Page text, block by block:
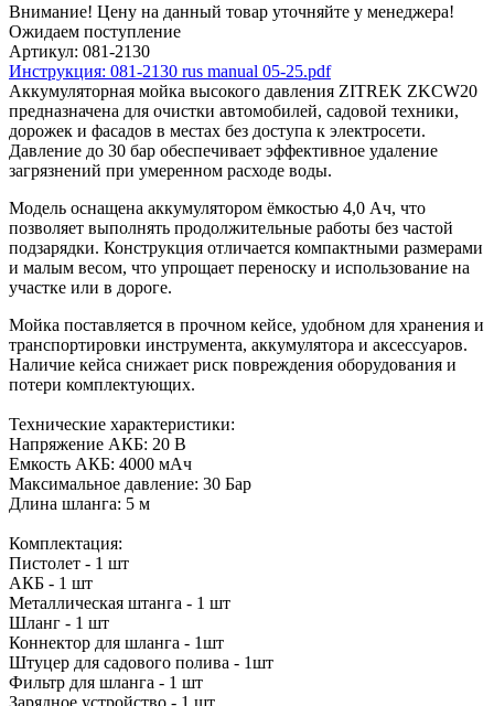
Внимание! Цену на данный товар уточняйте у менеджера!
Ожидаем поступление
Артикул: 081-2130
Инструкция: 081-2130 rus manual 05-25.pdf
Аккумуляторная мойка высокого давления ZITREK ZKCW20
предназначена для очистки автомобилей, садовой техники,
дорожек и фасадов в местах без доступа к электросети.
Давление до 30 бар обеспечивает эффективное удаление
загрязнений при умеренном расходе воды.
Модель оснащена аккумулятором ёмкостью 4,0 Ач, что
позволяет выполнять продолжительные работы без частой
подзарядки. Конструкция отличается компактными размерами
и малым весом, что упрощает переноску и использование на
участке или в дороге.
Мойка поставляется в прочном кейсе, удобном для хранения и
транспортировки инструмента, аккумулятора и аксессуаров.
Наличие кейса снижает риск повреждения оборудования и
потери комплектующих.
Технические характеристики:
Напряжение АКБ: 20 В
Емкость АКБ: 4000 мАч
Максимальное давление: 30 Бар
Длина шланга: 5 м
Комплектация:
Пистолет - 1 шт
АКБ - 1 шт
Металлическая штанга - 1 шт
Шланг - 1 шт
Коннектор для шланга - 1шт
Штуцер для садового полива - 1шт
Фильтр для шланга - 1 шт
Зарядное устройство - 1 шт